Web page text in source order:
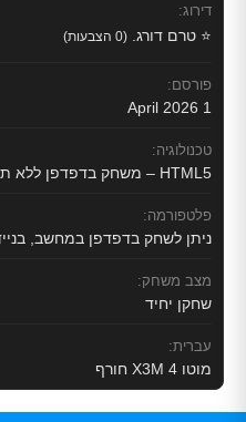
דירוג:
⭐ טרם דורג. (0 הצבעות)
פורסם:
1 April 2026
טכנולוגיה:
HTML5 – משחק בדפדפן ללא תוספים
פלטפורמה:
ניתן לשחק בדפדפן במחשב,
מצב משחק:
שחקן יחיד
עברית:
מוטו X3M 4 חורף